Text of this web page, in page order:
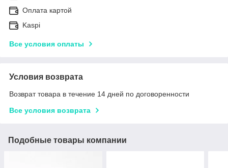
Оплата картой
Kaspi
Все условия оплаты
Условия возврата
Возврат товара в течение 14 дней по договоренности
Все условия возврата
Подобные товары компании